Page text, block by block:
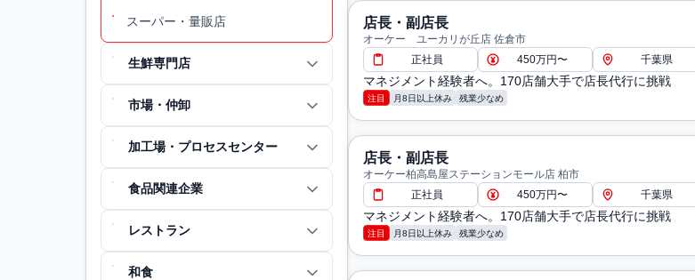
スーパー・量販店
生鮮専門店
市場・仲卸
加工場・プロセスセンター
食品関連企業
レストラン
和食
店長・副店長
オーケー ユーカリが丘店 佐倉市
正社員
450万円〜 千葉県
マネジメント経験者へ。170店舗大手で店長代行に挑戦
注目 月8日以上休み 残業少なめ
店長・副店長
オーケー柏高島屋ステーションモール店 柏市
正社員
450万円〜 千葉県
マネジメント経験者へ。170店舗大手で店長代行に挑戦
注目 月8日以上休み 残業少なめ